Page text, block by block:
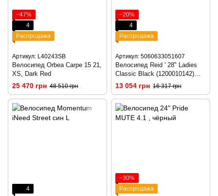
−47%
4
Распродажа
Артикул: L40243SB
Велосипед Orbea Carpe 15 21,
XS, Dark Red
25 470 грн 48 510 грн
−20%
4
Распродажа
Артикул: 5060633051607
Велосипед Reid ' 28" Ladies
Classic Black (1200010142)
S/42см
13 054 грн 16 317 грн
4
−30%
Распродажа